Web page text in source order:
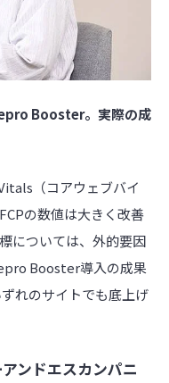
Booster。実際の成
（コアウェブバイ
の数値は大きく改善
については、外的要因
Booster導入の成果
れのサイトでも底上げ
ンドエスカンパニ